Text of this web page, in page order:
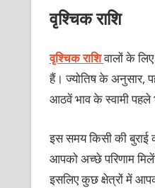
वृश्चिक राशि
वृश्चिक राशिवालों के
हैं। ज्योतिष के अनुसार,
आठवें भाव के स्वामी पहले
इस समय किसी की
आपको अच्छे परिणाम
इसलिए कुछ क्षेत्रों में